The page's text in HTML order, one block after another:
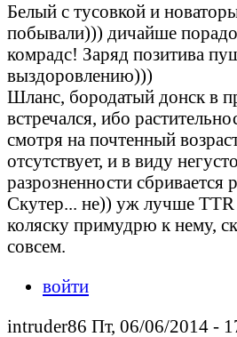
Белый с тусовкой и
побывали))) дичайше
комрадс! Заряд позитива
выздоровлению)))
Шланс, бородатый донск в
встречался, ибо
смотря на почтенный
отсутствует, и в виду
разрозненности сбривается
Скутер... не)) уж лучше TTR
коляску примудрю к нему,
совсем.
войти
intruder86 Пт, 06/06/2014 -